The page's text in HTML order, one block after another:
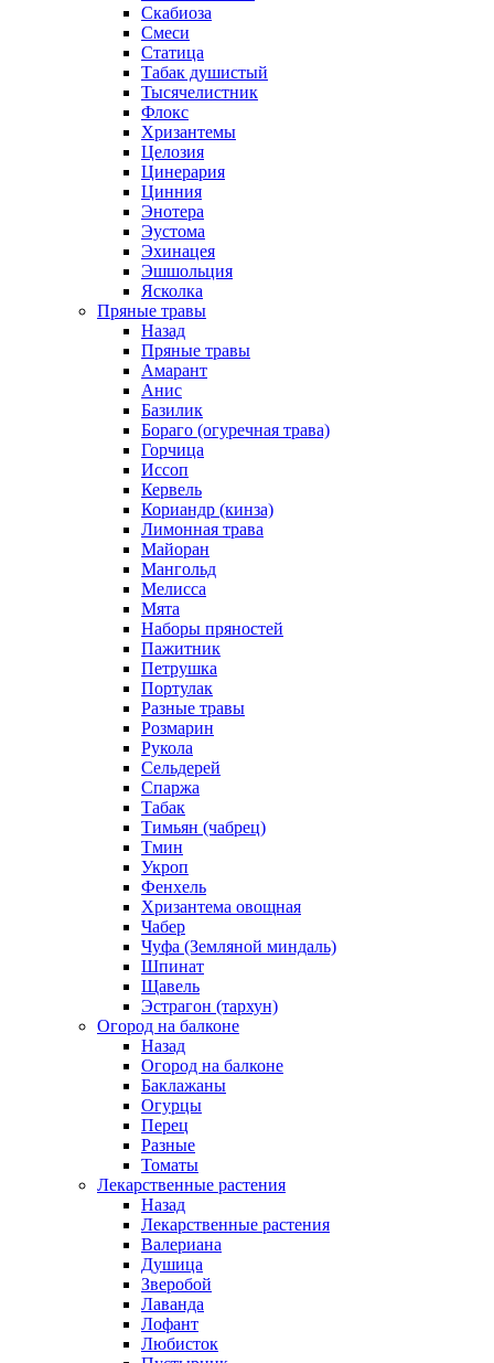
Скабиоза
Смеси
Статица
Табак душистый
Тысячелистник
Флокс
Хризантемы
Целозия
Цинерария
Цинния
Энотера
Эустома
Эхинацея
Эшшольция
Ясколка
Пряные травы
Назад
Пряные травы
Амарант
Анис
Базилик
Бораго (огуречная трава)
Горчица
Иссоп
Кервель
Кориандр (кинза)
Лимонная трава
Майоран
Мангольд
Мелисса
Мята
Наборы пряностей
Пажитник
Петрушка
Портулак
Разные травы
Розмарин
Рукола
Сельдерей
Спаржа
Табак
Тимьян (чабрец)
Тмин
Укроп
Фенхель
Хризантема овощная
Чабер
Чуфа (Земляной миндаль)
Шпинат
Щавель
Эстрагон (тархун)
Огород на балконе
Назад
Огород на балконе
Баклажаны
Огурцы
Перец
Разные
Томаты
Лекарственные растения
Назад
Лекарственные растения
Валериана
Душица
Зверобой
Лаванда
Лофант
Любисток